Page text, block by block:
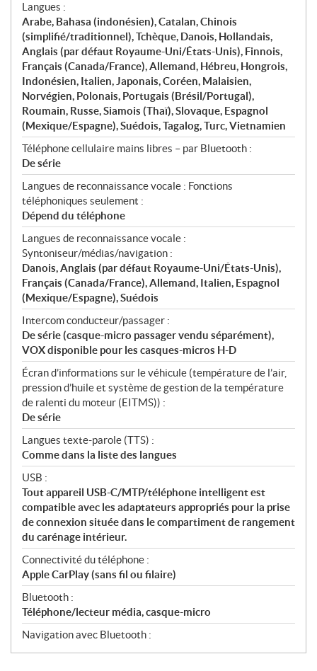
Langues :
Arabe, Bahasa (indonésien), Catalan, Chinois
(simplifié/traditionnel), Tchèque, Danois, Hollandais,
Anglais (par défaut Royaume-Uni/États-Unis), Finnois,
Français (Canada/France), Allemand, Hébreu, Hongrois,
Indonésien, Italien, Japonais, Coréen, Malaisien,
Norvégien, Polonais, Portugais (Brésil/Portugal),
Roumain, Russe, Siamois (Thaï), Slovaque, Espagnol
(Mexique/Espagne), Suédois, Tagalog, Turc, Vietnamien
Téléphone cellulaire mains libres – par Bluetooth :
De série
Langues de reconnaissance vocale : Fonctions
téléphoniques seulement :
Dépend du téléphone
Langues de reconnaissance vocale :
Syntoniseur/médias/navigation :
Danois, Anglais (par défaut Royaume-Uni/États-Unis),
Français (Canada/France), Allemand, Italien, Espagnol
(Mexique/Espagne), Suédois
Intercom conducteur/passager :
De série (casque-micro passager vendu séparément),
VOX disponible pour les casques-micros H-D
Écran d’informations sur le véhicule (température de l’air,
pression d’huile et système de gestion de la température
de ralenti du moteur (EITMS)) :
De série
Langues texte-parole (TTS) :
Comme dans la liste des langues
USB :
Tout appareil USB-C/MTP/téléphone intelligent est
compatible avec les adaptateurs appropriés pour la prise
de connexion située dans le compartiment de rangement
du carénage intérieur.
Connectivité du téléphone :
Apple CarPlay (sans fil ou filaire)
Bluetooth :
Téléphone/lecteur média, casque-micro
Navigation avec Bluetooth :